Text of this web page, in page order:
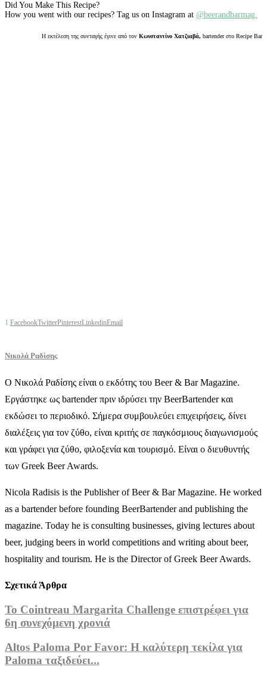
Did You Make This Recipe?
How you went with our recipes? Tag us on Instagram at @beerandbarmag.
Η εκτέλεση της συνταγής έγινε από τον Κωνσταντίνο Χατζιαβά, bartender στο Recipe Bar
1 FacebookTwitterPinterestLinkedinEmail
Νικολά Ραδίσης
Ο Νικολά Ραδίσης είναι ο εκδότης του Beer & Bar Magazine.
Εργάστηκε ως bartender πριν ιδρύσει την BeerBartender και
εκδώσει το περιοδικό. Σήμερα συμβουλεύει επιχειρήσεις, δίνει
διαλέξεις για τον ζύθο, είναι κριτής σε παγκόσμιους διαγωνισμούς
και γράφει για ζύθο, φιλοξενία και τουρισμό. Είναι ο διευθυντής
των Greek Beer Awards.
Nicola Radisis is the Publisher of Beer & Bar Magazine. He worked
as a bartender before founding BeerBartender and publishing the
magazine. Today he is consulting businesses, giving lectures about
beer, judging beers in world competitions and writing about beer,
hospitality and tourism. He is the Director of Greek Beer Awards.
Σχετικά Άρθρα
Το Cointreau Margarita Challenge επιστρέφει για
6η συνεχόμενη χρονιά
Altos Paloma Por Favor: Η καλύτερη τεκίλα για
Paloma ταξιδεύει...